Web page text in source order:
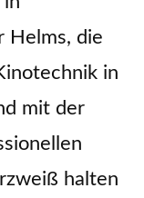
Helms, die
in
mit der
halten